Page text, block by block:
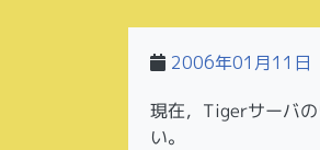
2006年01月11日
現在，Tigerサーバ
い。